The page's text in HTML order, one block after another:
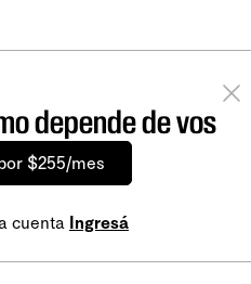
depende de vos
$255/mes
cuenta Ingresá